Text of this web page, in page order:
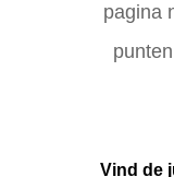
pagina
Vind de